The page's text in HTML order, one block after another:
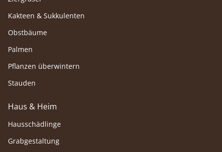
Kakteen & Sukkulenten
Obstbäume
Palmen
Pflanzen überwintern
Stauden
Haus & Heim
Hausschädlinge
Grabgestaltung